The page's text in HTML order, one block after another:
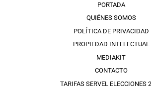
PORTADA
QUIÉNES SOMOS
POLÍTICA DE PRIVACIDAD
PROPIEDAD INTELECTUAL
MEDIAKIT
CONTACTO
TARIFAS SERVEL ELECCIONES